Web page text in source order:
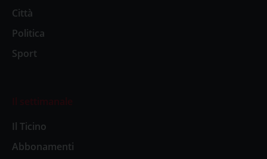
Città
Politica
Sport
Il settimanale
Il Ticino
Abbonamenti